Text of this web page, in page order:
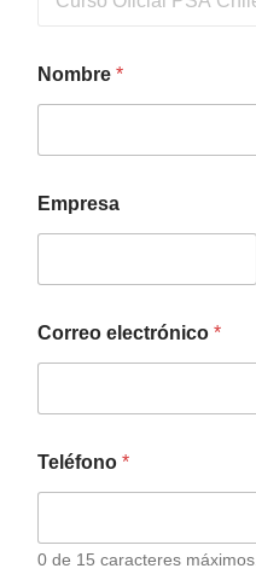
Nombre *
Empresa
Correo electrónico *
Teléfono *
0 de 15 caracteres máximos.